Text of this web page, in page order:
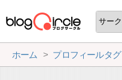
ホーム プロフィールタグ